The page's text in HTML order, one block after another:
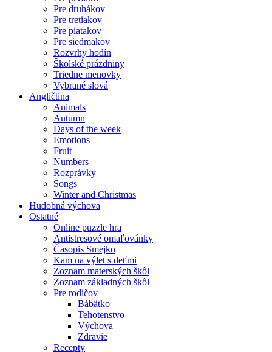
Pre druhákov
Pre tretiakov
Pre piatakov
Pre siedmakov
Rozvrhy hodín
Školské prázdniny
Triedne menovky
Vybrané slová
Angličtina
Animals
Autumn
Days of the week
Emotions
Fruit
Numbers
Rozprávky
Songs
Winter and Christmas
Hudobná výchova
Ostatné
Online puzzle hra
Antistresové omaľovánky
Časopis Smejko
Kam na výlet s deťmi
Zoznam materských škôl
Zoznam základných škôl
Pre rodičov
Bábätko
Tehotenstvo
Výchova
Zdravie
Recepty